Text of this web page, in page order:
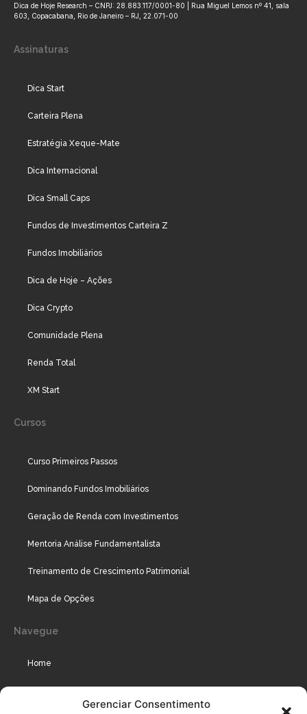
Gerenciar Consentimento
Dica de Hoje Research – CNPJ: 28.883.117/0001-80 | Rua Miguel Lemos nº 41, sala
603, Copacabana, Rio de Janeiro – RJ, 22.071-00
Assinaturas
Dica Start
Carteira Plena
Estratégia Xeque-Mate
Dica Internacional
Dica Small Caps
Fundos de Investimentos Carteira Z
Fundos Imobiliários
Dica de Hoje – Ações
Dica Crypto
Comunidade Plena
Renda Total
XM Start
Cursos
Curso Primeiros Passos
Dominando Fundos Imobiliários
Geração de Renda com Investimentos
Mentoria Análise Fundamentalista
Treinamento de Crescimento Patrimonial
Mapa de Opções
Navegue
Home